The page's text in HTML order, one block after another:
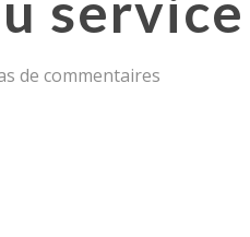
de commentaires